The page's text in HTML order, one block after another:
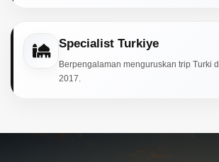
Specialist Turkiye
Berpengalaman menguruskan trip Turki
2017.